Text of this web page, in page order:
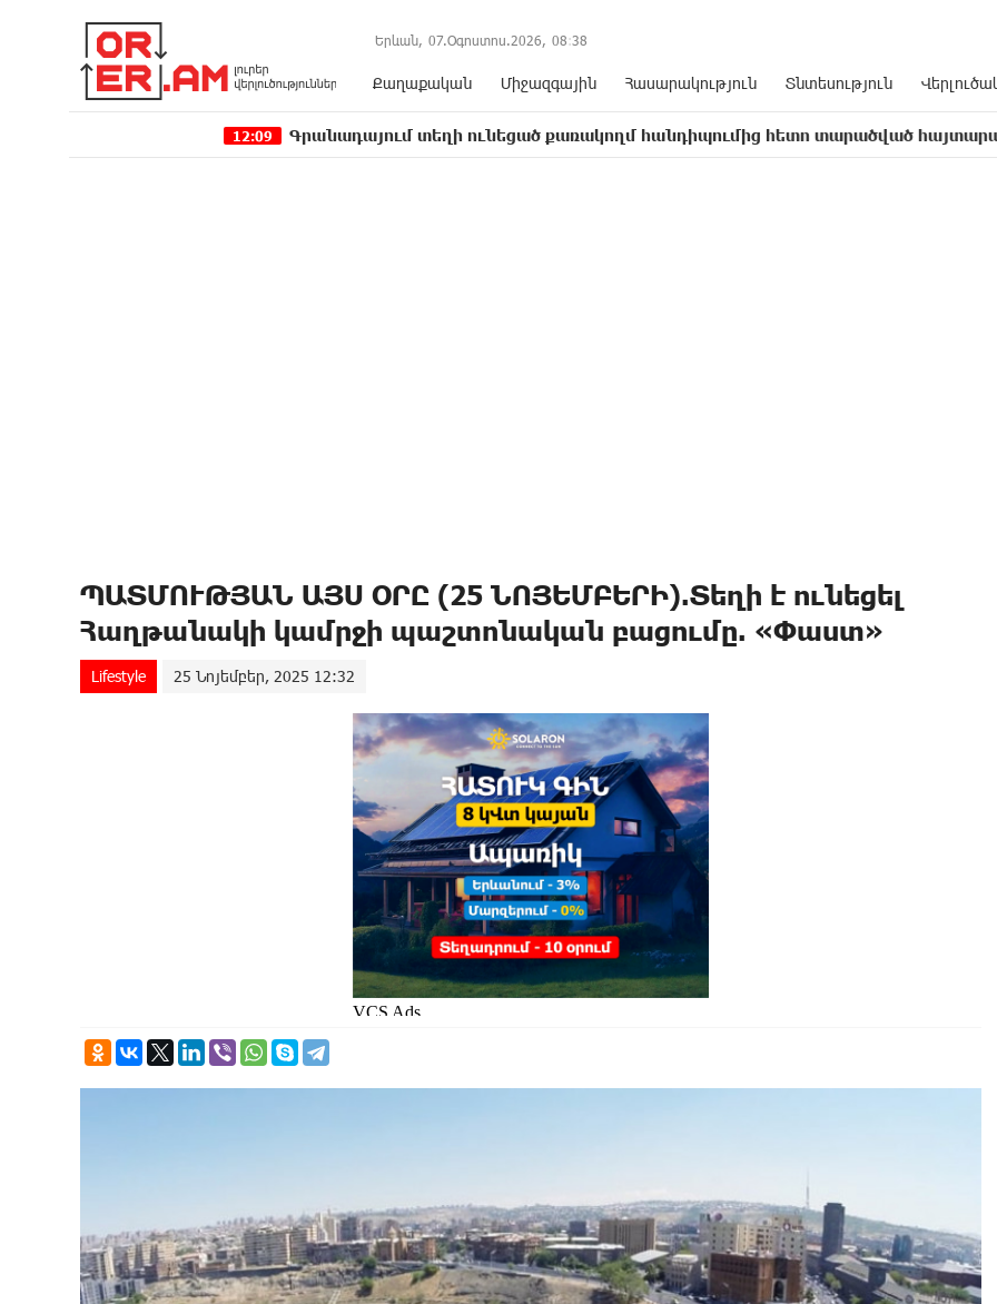
Երևան, 07.Օգոստոս.2026, 08:38
Քաղաքական Միջազգային Հասարակություն Տնտեսություն
Գրանադայում տեղի ունեցած քառակողմ հանդիպումից հետո տարածված հայտարարության
ՊԱՏՄՈՒԹՅԱՆ ԱՅՍ ՕՐԸ (25 ՆՈՅԵՄԲԵՐԻ).Տեղի է ունեցել
Հաղթանակի կամրջի պաշտոնական բացումը. «Փաստ»
Lifestyle 25 Նոյեմբեր, 2025 12:32